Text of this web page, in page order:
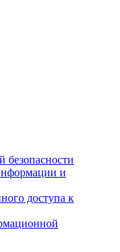
безопасности
и
доступа к